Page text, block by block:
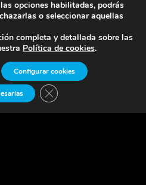
Página 3 de 5
opciones habilitadas, podrás
o seleccionar aquellas
completa y detallada sobre las
Política de cookies.
Configurar cookies
Cerrar el banner de